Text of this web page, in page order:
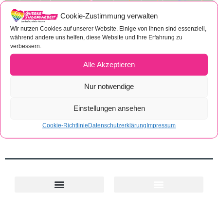
Cookie-Zustimmung verwalten
Wir nutzen Cookies auf unserer Website. Einige von ihnen sind essenziell,
während andere uns helfen, diese Website und Ihre Erfahrung zu
verbessern.
Alle Akzeptieren
Nur notwendige
Einstellungen ansehen
Cookie-RichtlinieDatenschutzerklärungImpressum
Hier klicken, um die Cookies für diesen